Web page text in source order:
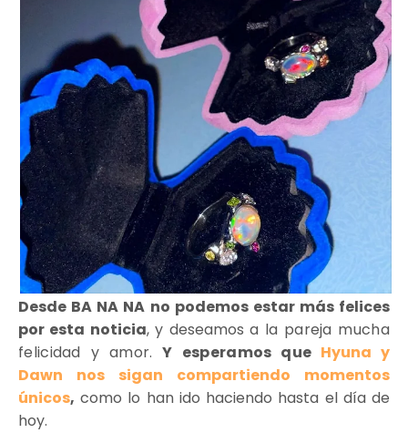
Desde BA NA NA no podemos estar más felices
por esta noticia, y deseamos a la pareja mucha
felicidad y amor.Y esperamos que Hyuna y
Dawn nos sigan compartiendo momentos
únicos, como lo han ido haciendo hasta el día de
hoy.